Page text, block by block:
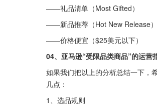
——礼品清单（Most Gifted）
——新品推荐（Hot New Release）
——价格便宜（$25美元以下）
04、亚马逊“受限品类商品”的运营
如果我们把以上的分析总结一下，
几点：
1、选品规则